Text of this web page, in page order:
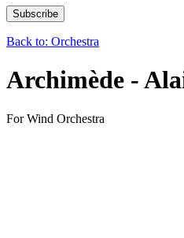
Back to: Orchestra
Archimède -
For Wind Orchestra